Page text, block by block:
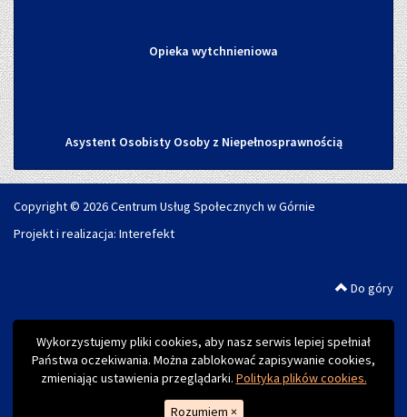
Wykorzystujemy pliki cookies, aby nasz serwis lepiej spełniał
Państwa oczekiwania. Można zablokować zapisywanie cookies,
zmieniając ustawienia przeglądarki. Polityka plików cookies.
Rozumiem ×
Opieka wytchnieniowa
Asystent Osobisty Osoby z Niepełnosprawnością
Copyright © 2026 Centrum Usług Społecznych w Górnie
Projekt i realizacja: Interefekt
Do góry